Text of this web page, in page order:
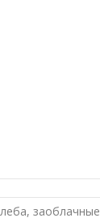
заоблачные